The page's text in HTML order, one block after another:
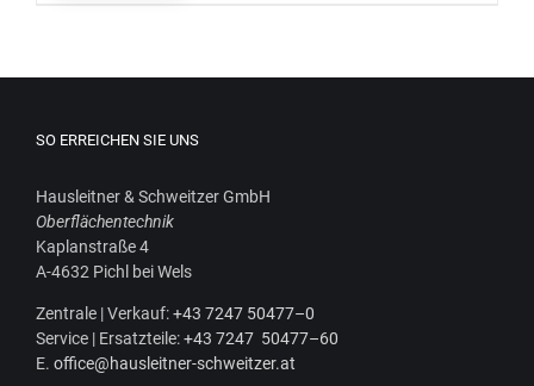
SO ERREICHEN SIE UNS
Haus­leit­ner & Schweit­zer GmbH
Ober­flä­chen­tech­nik
Kaplan­stra­ße 4
A‑4632 Pichl bei Wels
Zen­tra­le | Ver­kauf:+43 7247 50477–0
Ser­vice | Ersatz­tei­le:+43 7247 50477–60
E. office@hausleitner-schweitzer.at